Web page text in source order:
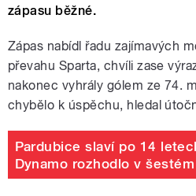
zápasu běžné.
Zápas nabídl řadu zajímavých
převahu Sparta, chvíli zase
nakonec vyhrály gólem ze 74.
chybělo k úspěchu, hledal
Pardubice slaví po 14
Dynamo rozhodlo v